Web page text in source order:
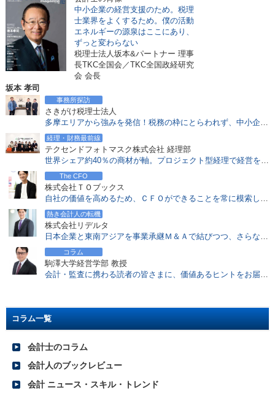
金融庁 監査法人のガバナンス・コードから見る会計士の役割
2017.04.24
会計士のM&A実務でも必須知識「少数株主権」を知る
2017.04.17
合格者9年ぶり増加 平成28年公認会計士試験と業界の動向
NPV、IRRとは？会計士が重視する投資採択基準
2017.03.13
会計士のアドバイスが「内部留保」の考え方を変える
2017.02.20
公認会計士、税理士の一般企業経理部での優位性、年収面での優遇等について
2017.02.06
地方創生との関係は？中小企業M&Aの課題と可能性を探る
2017.01.30
M&A&Dとは？ 会社再編手法としての事業分離に注目
2017.01.05
インバウンド需要をつかむ 民泊コンサルティング
2016.12.26
「会計基準の選択に関する基本的な考え方」にみるIFRS適用状況
2016.11.28
2016.11.21
バリュエーションのアプローチと会計士への高い期待
2016.11.14
会計士の税理士資格付与要件の厳格化を前向きにとらえる
2016.10.31
2016.10.31
中小企業の経営支援のため。税理
士業界をよくするため。僕の活動
エネルギーの源泉はここにあり、
ずっと変わらない
税理士法人坂本&パートナー 理事
長TKC全国会／TKC全国政経研究
会 会長
坂本 孝司
事務所探訪
さきがけ税理士法人
多摩エリアから強みを発信！税務の枠にとらわれず、中小企業経営者を中心とし、包括支援で成長を支える
経理・財務最前線
テクセンドフォトマスク株式会社 経理部
世界シェア約40％の商材が軸。プロジェクト型経理で経営を機動的に支える精鋭チーム
The CFO
株式会社ＴＯブックス
自社の価値を高めるため、ＣＦＯができることを常に模索し、すべて実行する！
熱き会計人の転機
株式会社リデルタ
日本企業と東南アジアを事業承継Ｍ＆Ａで結びつつ、さらなる〝高み〟を目指す
コラム
駒澤大学経営学部 教授
会計・監査に携わる読者の皆さまに、価値あるヒントをお届けしていきたい
コラム一覧
会計士のコラム
会計人のブックレビュー
会計 ニュース・スキル・トレンド